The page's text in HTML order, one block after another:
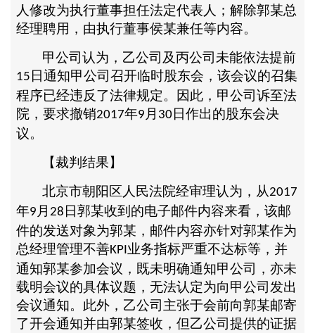
人修改为执行董事担任法定代表人；解除郭某总
经理聘用，由执行董事侯某兼任等内容。
甲公司认为，乙公司及丙公司未能依法提前
15 日通知甲公司召开临时股东会，该会议的召集
程序已经违反了法律规定。因此，甲公司诉至法
院，要求撤销2017年9 月 30日作出的股东会决
议。
【裁判结果】
北京市朝阳区人民法院经审理认为，从2017
年9 月 28 日郭某收到的电子邮件内容来看，该邮
件的发送对象为郭某，邮件内容亦针对郭某作为
总经理管理不善KPI 业务指标严重不达标等，并
通知郭某参加会议，既未明确通知甲公司，亦未
载明会议的具体议题，无法认定为向甲公司发出
会议通知。此外，乙公司主张于会前向郭某邮寄
了开会通知并由郭某签收，但乙公司提供的证据